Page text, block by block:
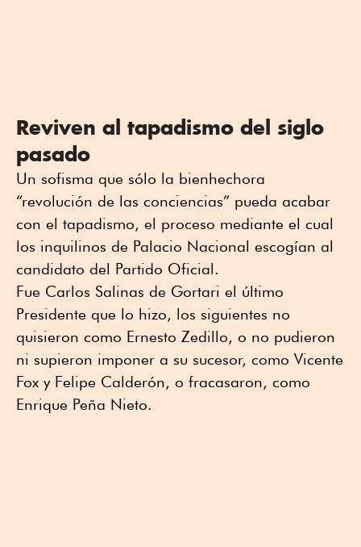
Reviven al tapadismo del siglo
pasado
Un sofisma que sólo la bienhechora
“revolución de las conciencias” pueda acabar
con el tapadismo, el proceso mediante el cual
los inquilinos de Palacio Nacional escogían al
candidato del Partido Oficial.
Fue Carlos Salinas de Gortari el último
Presidente que lo hizo, los siguientes no
quisieron como Ernesto Zedillo, o no pudieron
ni supieron imponer a su sucesor, como Vicente
Fox y Felipe Calderón, o fracasaron, como
Enrique Peña Nieto.